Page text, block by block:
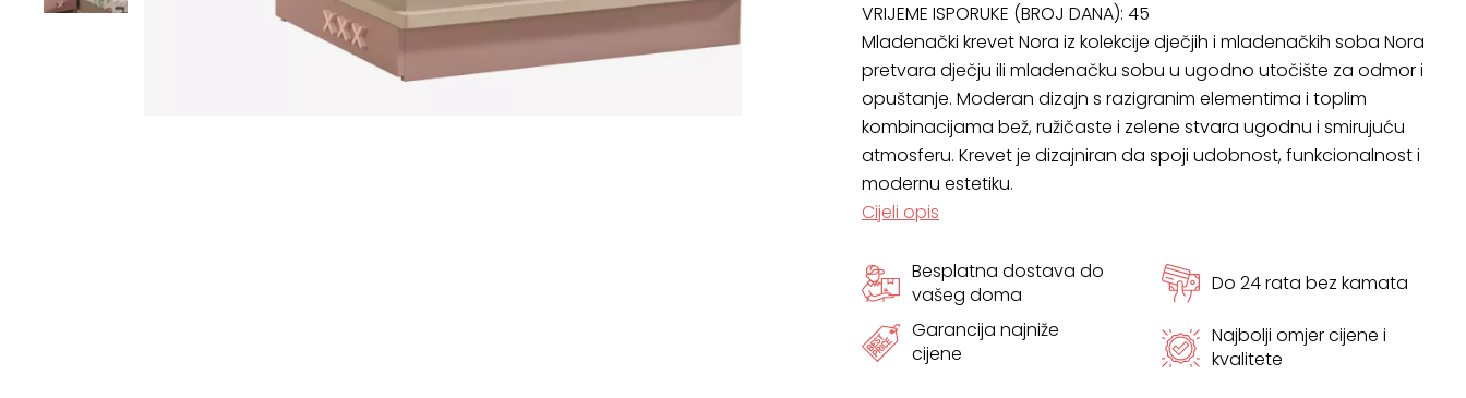
100x200
količina
VRIJEME ISPORUKE (BROJ DANA): 45
Mladenački krevet Nora iz kolekcije dječjih i mladenačkih soba Nora
pretvara dječju ili mladenačku sobu u ugodno utočište za odmor i
opuštanje. Moderan dizajn s razigranim elementima i toplim
kombinacijama bež, ružičaste i zelene stvara ugodnu i smirujuću
atmosferu. Krevet je dizajniran da spoji udobnost, funkcionalnost i
modernu estetiku.
Cijeli opis
Besplatna dostava do
vašeg doma
Do 24 rata bez kamata
Garancija najniže
cijene
Najbolji omjer cijene i
kvalitete